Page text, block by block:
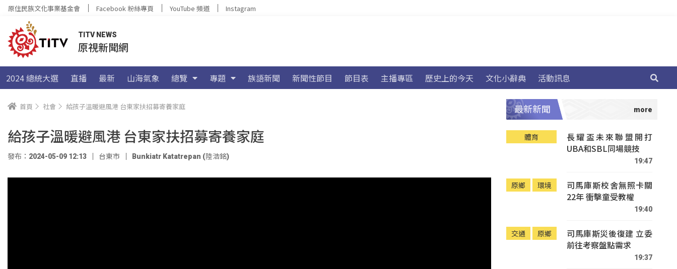
原住民族文化事業基金會 Facebook 粉絲專頁 YouTube 頻道 Instagram
TITV NEWS
原視新聞網
2024 總統大選 直播 最新 山海氣象 總覽 專題 族語新聞 新聞性節目 節目表 主播專區 歷史上的今天 文化小辭典 活動訊息
首頁 社會 給孩子溫暖避風港 台東家扶招募寄養家庭
給孩子溫暖避風港 台東家扶招募寄養家庭
發布：2024-05-09 12:13 台東市 Bunkiatr Katatrepan (陸浩銘)
最新新聞
體育
長耀盃未來聯盟開打
UBA和SBL同場競技
19:47
原鄉 環境
司馬庫斯校舍無照卡關
22年 衝擊童受教權
19:40
交通 原鄉
司馬庫斯災後復建 立委
前往考察盤點需求
19:37